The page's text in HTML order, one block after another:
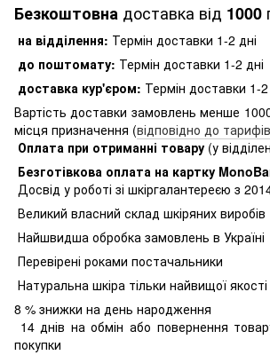
Безкоштовна доставка від 1000
на відділення: Термін доставки 1-2 дні
до поштомату: Термін доставки 1-2 дні
доставка кур'єром: Термін доставки 1-2
Вартість доставки замовлень менше
місця призначення (відповідно до
Оплата при отриманні товару (у
Безготівкова оплата на картку
Досвід у роботі зі шкіргалантереєю з
Великий власний склад шкіряних виробів
Найшвидша обробка замовлень в Україні
Перевірені роками постачальники
Натуральна шкіра тільки найвищої якості
8 % знижки на день народження
14 днів на обмін або повернення
покупки